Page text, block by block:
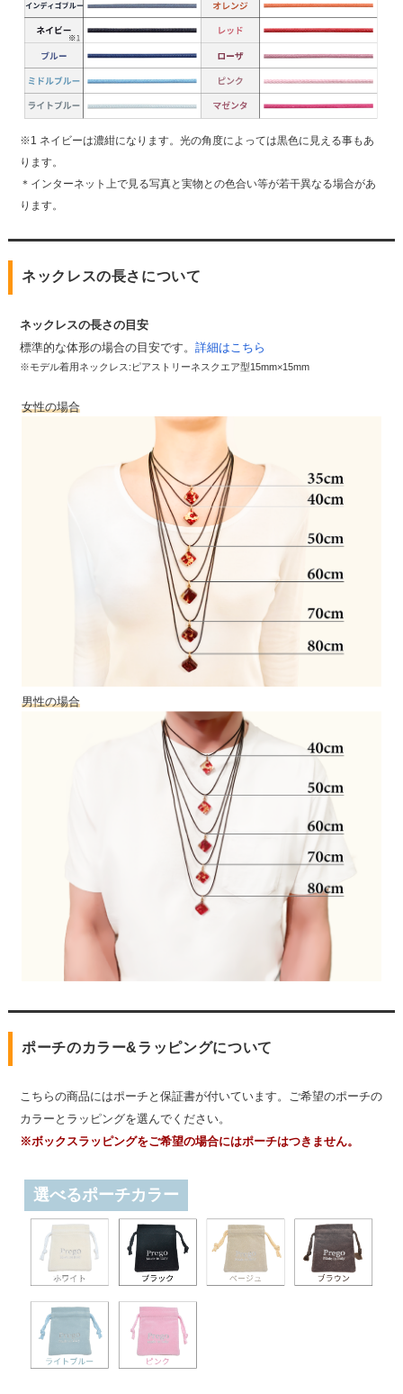
※1 ネイビーは濃紺になります。光の角度によっては黒色に見える事もあ
ります。
＊インターネット上で見る写真と実物との色合い等が若干異なる場合があ
ります。
ネックレスの長さについて
ネックレスの長さの目安
標準的な体形の場合の目安です。 詳細はこちら
※モデル着用ネックレス:ピアストリーネスクエア型15mm×15mm
女性の場合
男性の場合
ポーチのカラー&ラッピングについて
こちらの商品にはポーチと保証書が付いています。ご希望のポーチの
カラーとラッピングを選んでください。
※ボックスラッピングをご希望の場合にはポーチはつきません。
選べるポーチカラー